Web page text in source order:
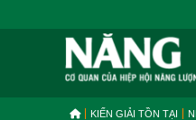
KIẾN GIẢI TỒN TẠI